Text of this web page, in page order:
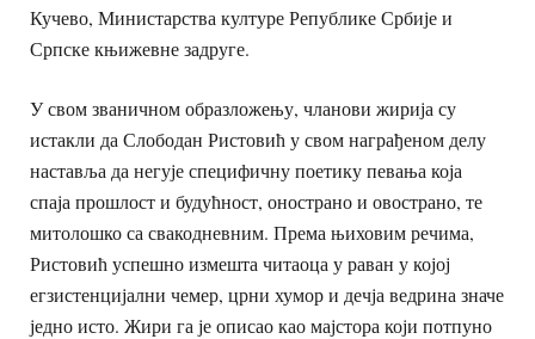
Кучево, Министарства културе Републике Србије и
Српске књижевне задруге.
У свом званичном образложењу, чланови жирија су
истакли да Слободан Ристовић у свом награђеном делу
наставља да негује специфичну поетику певања која
спаја прошлост и будућност, онострано и овострано, те
митолошко са свакодневним. Према њиховим речима,
Ристовић успешно измешта читаоца у раван у којој
егзистенцијални чемер, црни хумор и дечја ведрина значе
једно исто. Жири га је описао као мајстора који потпуно